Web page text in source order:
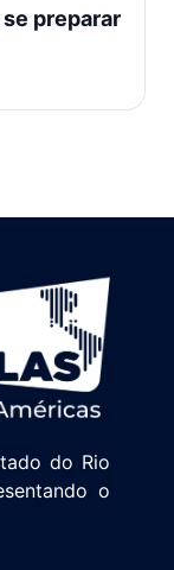
preparar
do Rio
o